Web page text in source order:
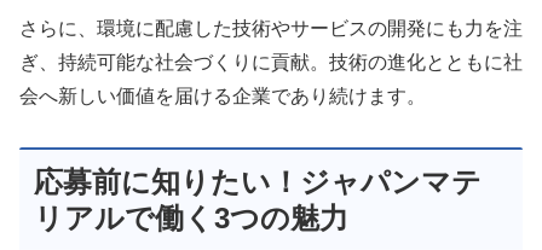
さらに、環境に配慮した技術やサービスの開発にも力を注
ぎ、持続可能な社会づくりに貢献。技術の進化とともに社
会へ新しい価値を届ける企業であり続けます。
応募前に知りたい！ジャパンマテ
リアルで働く3つの魅力